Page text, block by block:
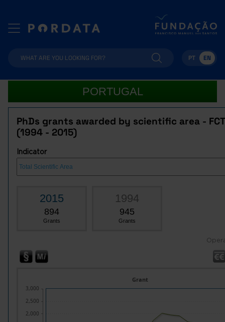
PT EN
PORTUGAL
PhDs grants awarded by scientific area - FCT
(1994 - 2015)
Indicator
2015
894
Grants
1994
945
Grants
Grant
2,000
2,500
3,000